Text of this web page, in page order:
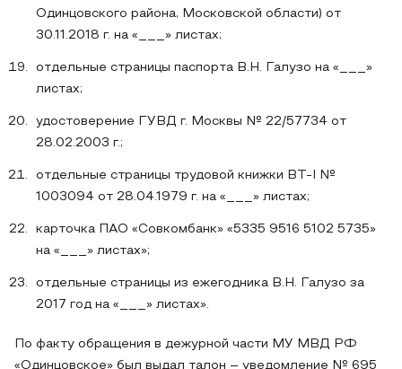
Одинцовского района, Московской области) от
30.11.2018 г. на «___» листах;
отдельные страницы паспорта В.Н. Галузо на «___»
листах;
удостоверение ГУВД г. Москвы № 22/57734 от
28.02.2003 г.;
отдельные страницы трудовой книжки ВТ-I №
1003094 от 28.04.1979 г. на «___» листах;
карточка ПАО «Совкомбанк» «5335 9516 5102 5735»
на «___» листах»;
отдельные страницы из ежегодника В.Н. Галузо за
2017 год на «___» листах».
По факту обращения в дежурной части МУ МВД РФ
«Одинцовское» был выдал талон – уведомление № 695